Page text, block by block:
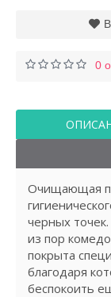
0
Очищающая
черных
из пор
покрыта
благодаря
беспокоить